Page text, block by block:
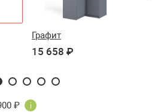
Графит
15 658 ₽
₽ i